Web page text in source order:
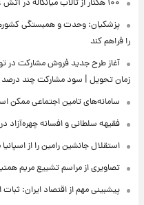
۱۰۰ هکتار از تالاب میانکاله در آتش عمدی خاکستر شد + تصاویر
پزشکیان: وحدت و همبستگی
را فراهم کند
آغاز طرح جدید فروش مشارکت در
زمان تحویل | سود مشارکت چند
سامانه‌های تامین اجتماعی ممکن
فقیهه سلطانی و افسانه چهره‌آزاد
استقلال جانشین رامین را از
تصاویری از مراسم تشییع مریم
پیشبینی مهم از اقتصاد ایران: ثبات